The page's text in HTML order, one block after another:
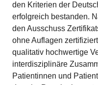
den Kriterien der
erfolgreich bestanden.
den Ausschuss
ohne Auflagen
qualitativ hochwertige
interdisziplinäre
Patientinnen und